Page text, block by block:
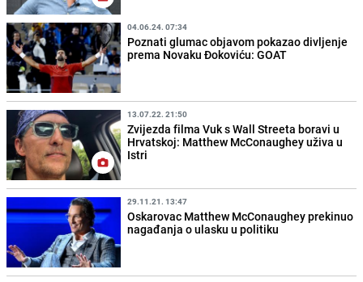
04.06.24. 07:34
Poznati glumac objavom pokazao divljenje
prema Novaku Đokoviću: GOAT
13.07.22. 21:50
Zvijezda filma Vuk s Wall Streeta boravi u
Hrvatskoj: Matthew McConaughey uživa u
Istri
29.11.21. 13:47
Oskarovac Matthew McConaughey prekinuo
nagađanja o ulasku u politiku